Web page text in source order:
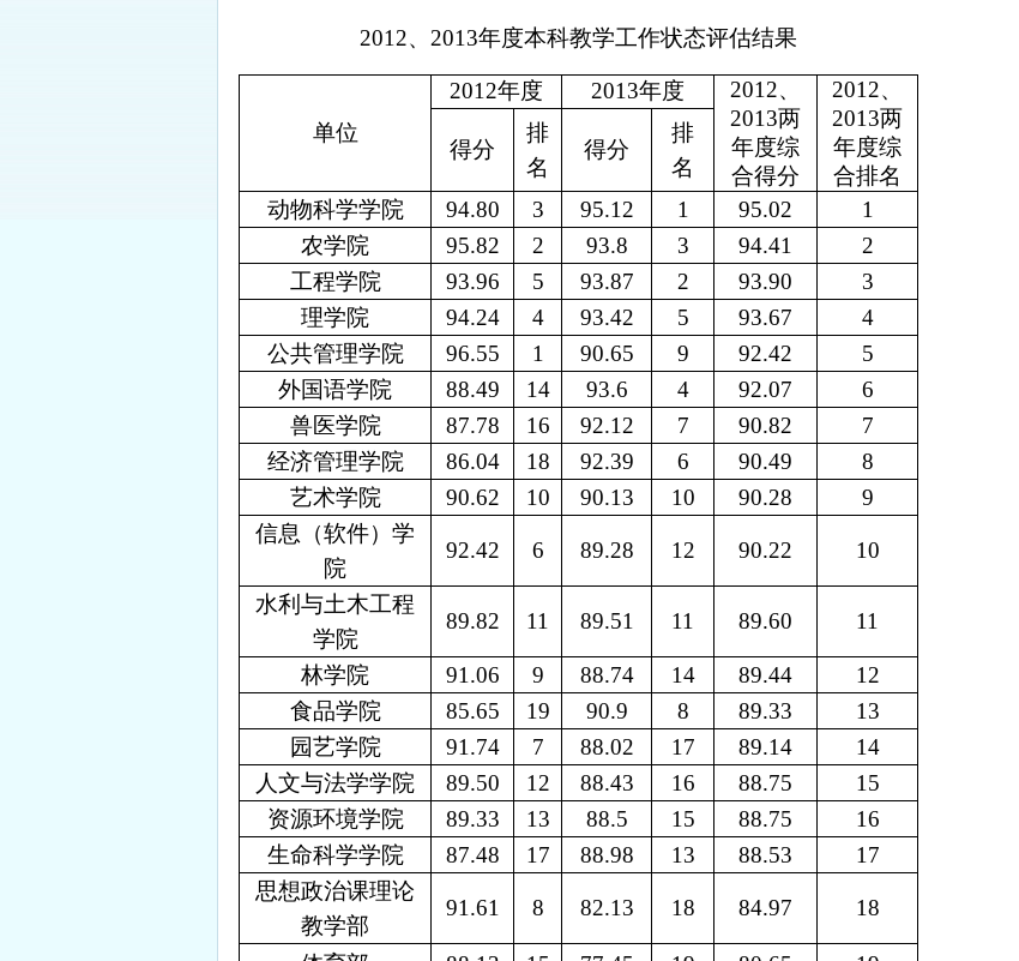
2012、 2013年度本科教学工作状态评估结果
单位
2012年度 2013年度 2012、
2013两
年度综
合得分
2012、
2013两
年度综
合排名
得分
排
名
得分
排
名
动物科学学院
94.80 3 95.12 1 95.02
1
农学院
95.82 2 93.8 3 94.41
2
工程学院
93.96 5 93.87 2 93.90
3
理学院
94.24 4 93.42 5 93.67
4
公共管理学院
96.55 1 90.65 9 92.42
5
外国语学院
88.49 14 93.6 4 92.07
6
兽医学院
87.78 16 92.12 7 90.82
7
经济管理学院
86.04 18 92.39 6 90.49
8
艺术学院
90.62 10 90.13 10 90.28
9
信息（软件）学
院
92.42 6 89.28 12 90.22 10
水利与土木工程
学院
89.82 11 89.51 11 89.60 11
林学院 91.06 9 88.74 14 89.44
12
食品学院
85.65 19 90.9 8 89.33
13
园艺学院
91.74 7 88.02 17 89.14
14
人文与法学学院
89.50 12 88.43 16 88.75
15
资源环境学院
89.33 13 88.5 15 88.75
16
生命科学学院
87.48 17 88.98 13 88.53
17
思想政治课理论
教学部
91.61 8 82.13 18 84.97 18